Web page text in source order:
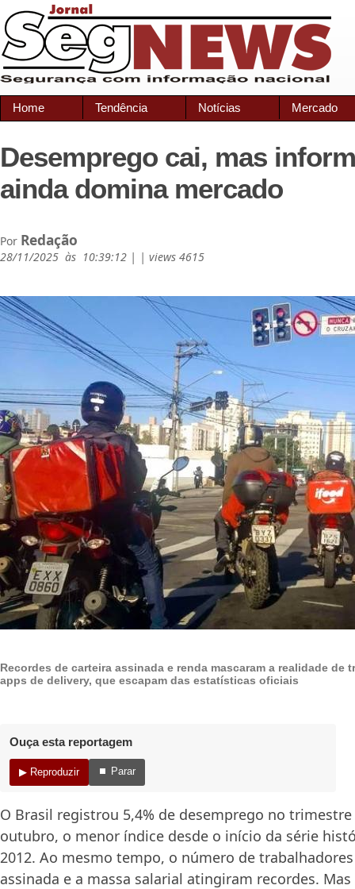
Home Tendência Notícias Mercado
Desemprego cai, mas
ainda domina mercado
Por Redação
28/11/2025 às 10:39:12 | | views 4615
Recordes de carteira assinada e renda mascaram a realidade de
apps de delivery, que escapam das estatísticas oficiais
Ouça esta reportagem
▶ Reproduzir ⏹ Parar
O Brasil registrou 5,4% de desemprego no
outubro, o menor índice desde o início da série
2012. Ao mesmo tempo, o número de
assinada e a massa salarial atingiram recordes.